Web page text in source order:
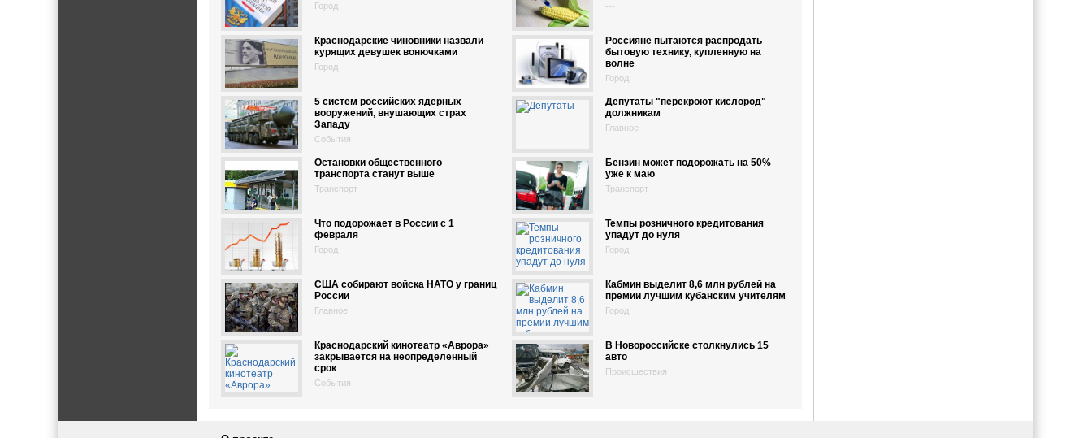
Город ---
Краснодарские чиновники назвали
курящих девушек вонючками
Город
Россияне пытаются распродать
бытовую технику, купленную на
волне
Город
5 систем российских ядерных
вооружений, внушающих страх
Западу
События
Депутаты "перекроют кислород"
должникам
Главное
Остановки общественного
транспорта станут выше
Транспорт
Бензин может подорожать на 50%
уже к маю
Транспорт
Что подорожает в России с 1
февраля
Город
Темпы розничного кредитования
упадут до нуля
Город
США собирают войска НАТО у границ
России
Главное
Кабмин выделит 8,6 млн рублей на
премии лучшим кубанским учителям
Город
Краснодарский кинотеатр «Аврора»
закрывается на неопределенный
срок
События
В Новороссийске столкнулись 15
авто
Происшествия